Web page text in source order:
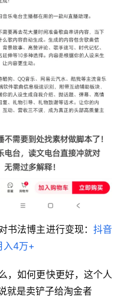
书法博主进行变现： 抖音
入4万+
，如何更快更好，这个人
就是卖铲子给淘金者